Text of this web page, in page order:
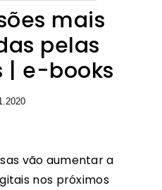
mais
pelas
| e-books
vão aumentar a
nos próximos